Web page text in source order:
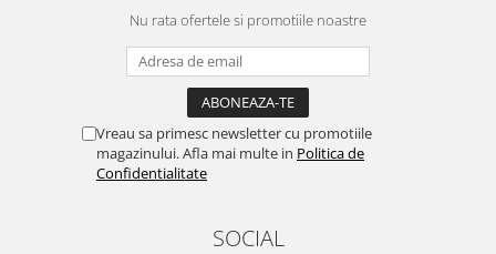
Nu rata ofertele si promotiile noastre
Vreau sa primesc newsletter cu promotiile
magazinului. Afla mai multe in Politica de
Confidentialitate
SOCIAL